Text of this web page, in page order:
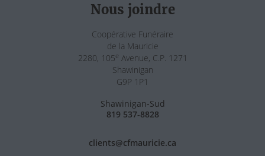
Nous joindre
Coopérative Funéraire
de la Mauricie
2280, 105e Avenue, C.P. 1271
Shawinigan
G9P 1P1
Shawinigan-Sud
819 537-8828
clients@cfmauricie.ca